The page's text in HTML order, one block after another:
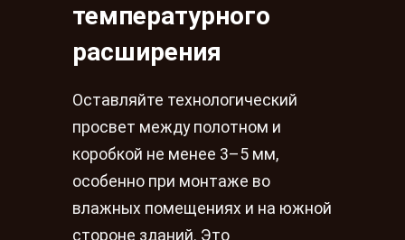
температурного
расширения
Оставляйте технологический
просвет между полотном и
коробкой не менее 3–5 мм,
особенно при монтаже во
влажных помещениях и на южной
стороне зданий. Это